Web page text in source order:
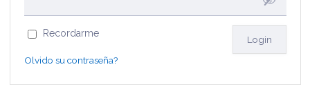
Recordarme
Olvido su contraseña?